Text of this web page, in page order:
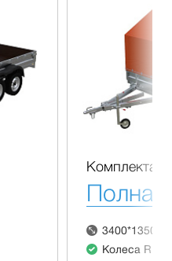
Полная
Колеса R13